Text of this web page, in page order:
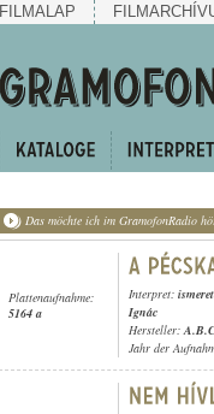
FILMALAP
Das möchte ich im GramofonRadio
Plattenaufnahme:
5164 a
Interpret:
Ignác
Hersteller:
Jahr der